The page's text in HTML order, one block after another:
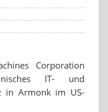
Corporation
IT- und
in Armonk im US-